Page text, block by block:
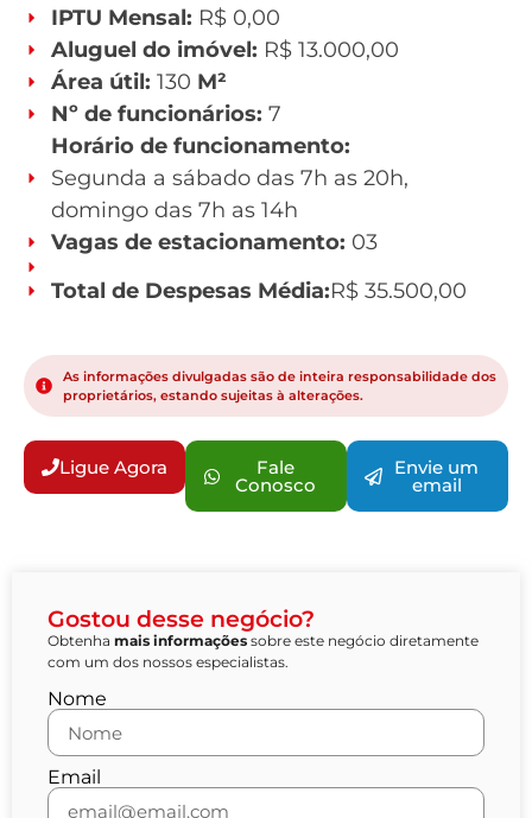
IPTU Mensal: R$ 0,00
Aluguel do imóvel: R$ 13.000,00
Área útil: 130 M²
Nº de funcionários: 7
Horário de funcionamento:
Segunda a sábado das 7h as 20h,
domingo das 7h as 14h
Vagas de estacionamento: 03
Total de Despesas Média:R$ 35.500,00
As informações divulgadas são de inteira responsabilidade dos
proprietários, estando sujeitas à alterações.
Ligue Agora Fale
Conosco
Envie um
email
Gostou desse negócio?
Obtenha mais informações sobre este negócio diretamente
com um dos nossos especialistas.
Nome
Email